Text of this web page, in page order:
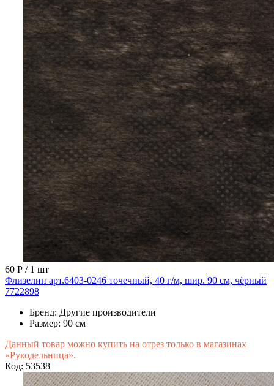
60 Р / 1 шт
Флизелин арт.6403-0246 точечный, 40 г/м, шир. 90 см, чёрный
7722898
Бренд: Другие производители
Размер: 90 см
Данный товар можно купить на отрез только в магазинах
«Рукодельница».
Код: 53538